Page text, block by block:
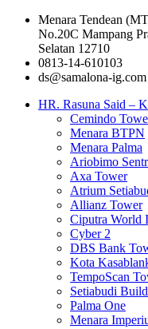
Menara Tendean
No.20C Mampang
Selatan 12710
0813-14-610103
ds@samalona-ig.com
HR. Rasuna Said –
Cemindo
Menara BTPN
Menara Palma
Ariobimo
Axa Tower
Atrium
Allianz Tower
Ciputra World
Cyber 2
DBS Bank
Kota
TempoScan
Setiabudi
Palma One
Menara